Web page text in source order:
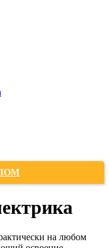
на любом